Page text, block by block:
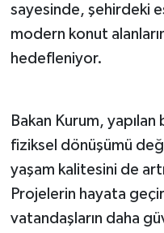
sayesinde, şehirdeki
modern konut
hedefleniyor.
Bakan Kurum,
fiziksel dönüşümü
yaşam kalitesini de
Projelerin hayata
vatandaşların daha